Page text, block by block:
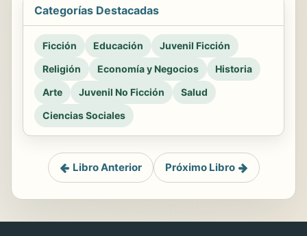
Categorías Destacadas
Ficción Educación
Juvenil Ficción
Religión
Economía y Negocios
Historia
Arte
Juvenil No Ficción
Salud
Ciencias Sociales
Libro Anterior Próximo Libro